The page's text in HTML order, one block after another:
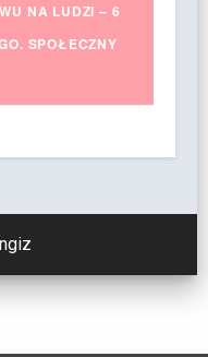
NA LUDZI – 6
SPOŁECZNY